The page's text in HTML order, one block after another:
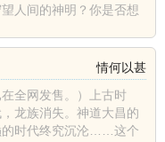
人间的神明？你是否想
情何以甚
在全网发售。）上古时
龙族消失。神道大昌的
的时代终究沉沦……这个